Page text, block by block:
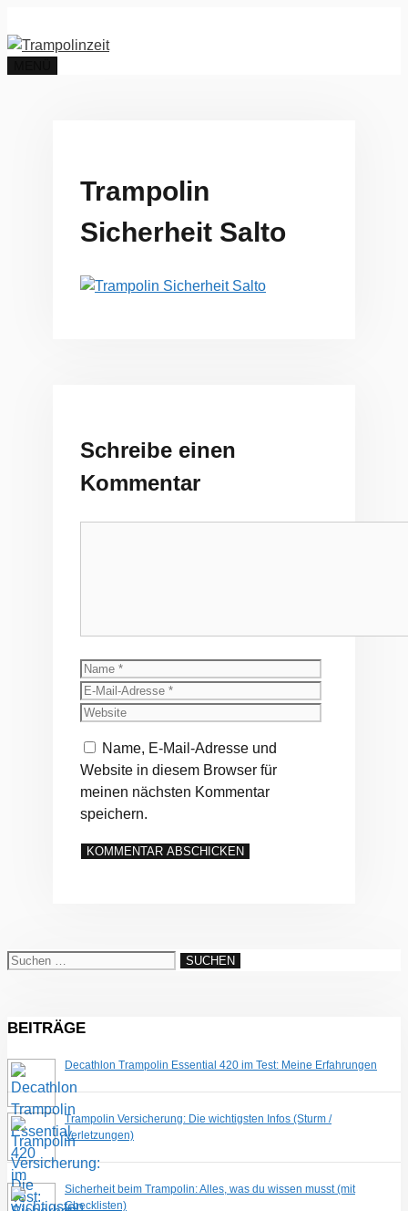
Inhalt
springen
Trampolin
Sicherheit Salto
Schreibe einen
Kommentar
Name
Name, E-Mail-Adresse und
Website in diesem Browser für
meinen nächsten Kommentar
speichern.
Suchen
BEITRÄGE
Decathlon Trampolin Essential 420 im Test: Meine Erfahrungen
Trampolin Versicherung: Die wichtigsten Infos (Sturm /
Verletzungen)
Sicherheit beim Trampolin: Alles, was du wissen musst (mit
Checklisten)